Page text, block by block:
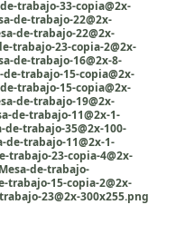
trabajo-33-copia@2x-
de-trabajo-22@2x-
de-trabajo-22@2x-
trabajo-23-copia-2@2x-
de-trabajo-16@2x-8-
trabajo-15-copia@2x-
trabajo-15-copia@2x-
de-trabajo-19@2x-
de-trabajo-11@2x-1-
trabajo-35@2x-100-
de-trabajo-11@2x-1-
trabajo-23-copia-4@2x-
de-trabajo-
trabajo-15-copia-2@2x-
23@2x-300x255.png